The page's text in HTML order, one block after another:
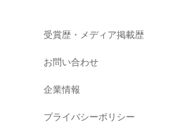
受賞歴・メディア掲載歴
お問い合わせ
企業情報
プライバシーポリシー